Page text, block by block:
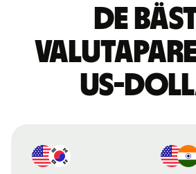
De
US-